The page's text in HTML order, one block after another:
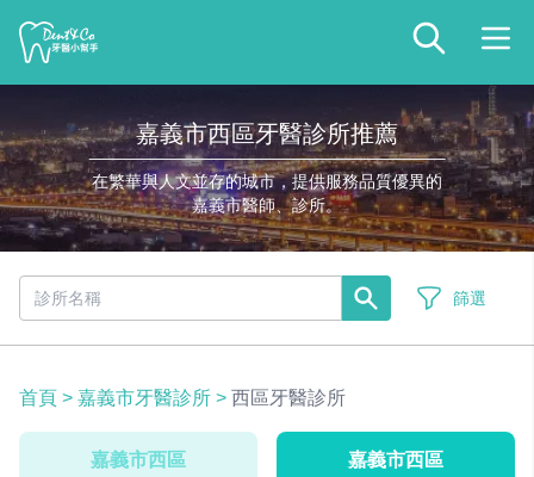
嘉義市西區牙醫診所推薦
在繁華與人文並存的城市，提供服務品質優異的
嘉義市醫師、診所。
篩選
首頁 > 嘉義市牙醫診所 > 西區牙醫診所
嘉義市西區 嘉義市西區